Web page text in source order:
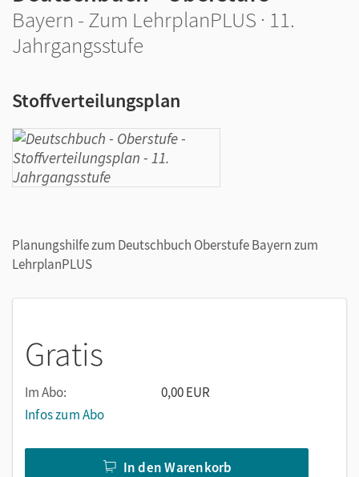
Bayern - Zum LehrplanPLUS · 11.
Jahrgangsstufe
Stoffverteilungsplan
Planungshilfe zum Deutschbuch Oberstufe Bayern zum
LehrplanPLUS
Gratis
Im Abo:
0,00 EUR
Infos zum Abo
In den Warenkorb